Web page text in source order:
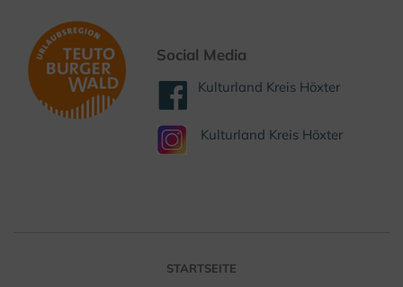
Social Media
Kulturland Kreis Höxter
Kulturland Kreis Höxter
STARTSEITE